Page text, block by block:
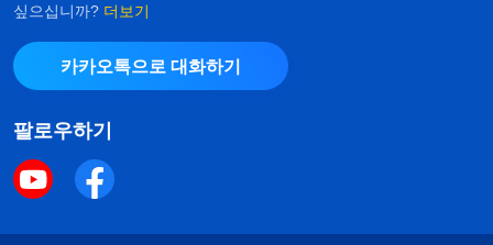
싶으십니까? 더보기
카카오톡으로 대화하기
팔로우하기